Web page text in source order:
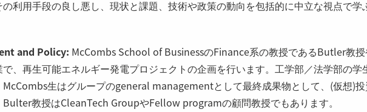
利用手段の良し悪し、現状と課題、技術や政策の動向を包括的に中立な視点で学
and Policy: McCombs School of BusinessのFinance系の教授であるButler教
、再生可能エネルギー発電プロジェクトの企画を行います。工学部／法学部の学
McCombs生はグループのgeneral managementとして最終成果物として、(仮想)
教授はCleanTech GroupやFellow programの顧問教授でもあります。